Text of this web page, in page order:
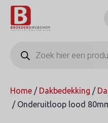
Skip
content
zoeken
Home / Dakbedekking /
/ Onderuitloop lood